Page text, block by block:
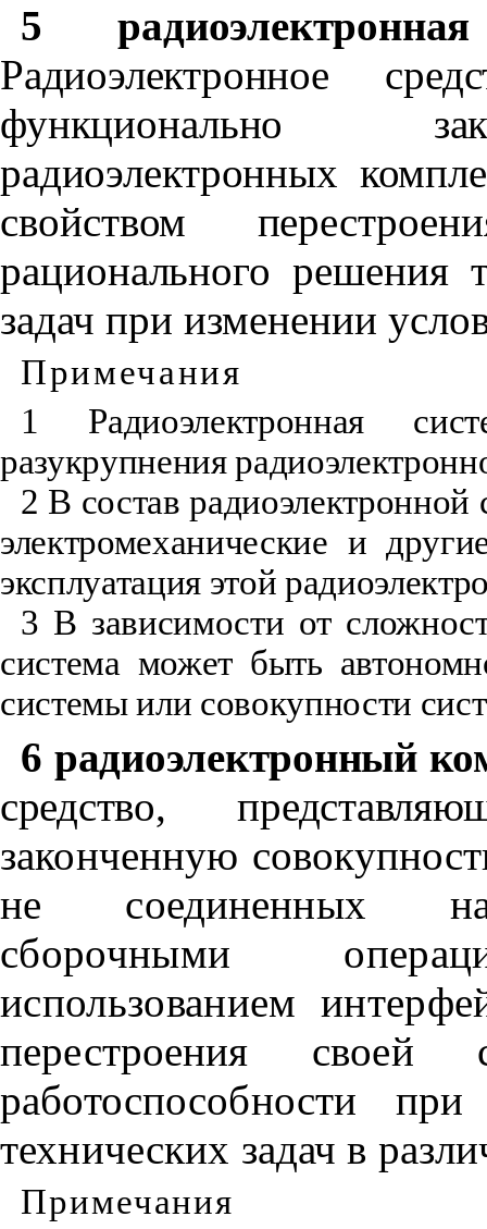
5
Радиоэлектронное
функционально
радиоэлектронных
свойством
рационального решения
задач при изменении
Примечания
1 Радиоэлектронная
разукрупнения
2 В состав
электромеханические и
эксплуатация этой
3 В зависимости от
система может быть
системы или совокупности
6 радиоэлектронный
средство,
законченную
не соединенных
сборочными
использованием
перестроения своей
работоспособности
технических задач в
Примечания